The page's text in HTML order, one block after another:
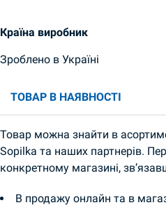
Країна виробник
Зроблено в Україні
ТОВАР В НАЯВНОСТІ
Товар можна знайти в
Sopilka та наших партнерів.
конкретному магазині,
В продажу онлайн та в